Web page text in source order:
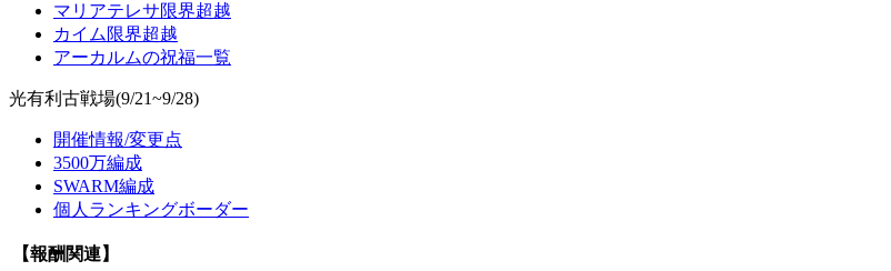
マリアテレサ限界超越
カイム限界超越
アーカルムの祝福一覧
光有利古戦場(9/21~9/28)
開催情報/変更点
3500万編成
SWARM編成
個人ランキングボーダー
【報酬関連】